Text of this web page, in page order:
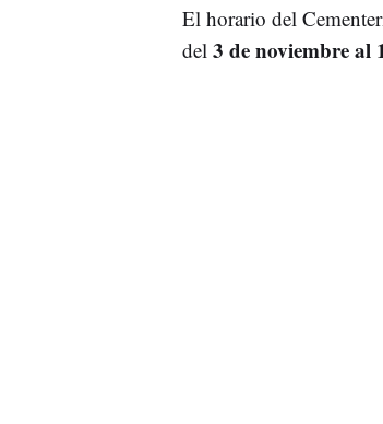
El horario del
del 3 de noviembre al